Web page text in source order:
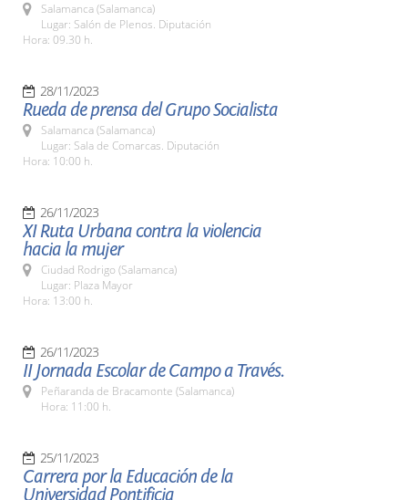
Salamanca (Salamanca)
Lugar: Salón de Plenos. Diputación
Hora: 09.30 h.
28/11/2023
Rueda de prensa del Grupo Socialista
Salamanca (Salamanca)
Lugar: Sala de Comarcas. Diputación
Hora: 10:00 h.
26/11/2023
XI Ruta Urbana contra la violencia
hacia la mujer
Ciudad Rodrigo (Salamanca)
Lugar: Plaza Mayor
Hora: 13:00 h.
26/11/2023
II Jornada Escolar de Campo a Través.
Peñaranda de Bracamonte (Salamanca)
Hora: 11:00 h.
25/11/2023
Carrera por la Educación de la
Universidad Pontificia